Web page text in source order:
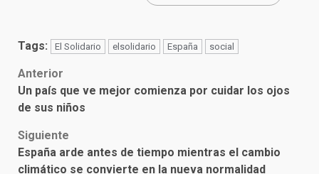
Tags: El Solidario elsolidario España social
Post
navigation
Anterior
Un país que ve mejor comienza por cuidar los ojos
de sus niños
Siguiente
España arde antes de tiempo mientras el cambio
climático se convierte en la nueva normalidad